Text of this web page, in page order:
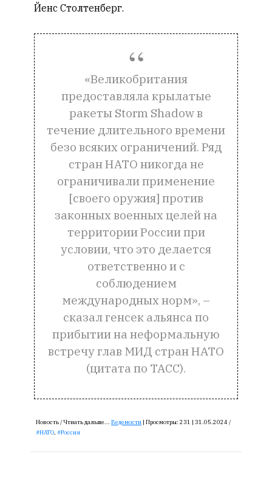
Йенс Столтенберг.
«Великобритания
предоставляла крылатые
ракеты Storm Shadow в
течение длительного времени
безо всяких ограничений. Ряд
стран НАТО никогда не
ограничивали применение
[своего оружия] против
законных военных целей на
территории России при
условии, что это делается
ответственно и с
соблюдением
международных норм», –
сказал генсек альянса по
прибытии на неформальную
встречу глав МИД стран НАТО
(цитата по ТАСС).
Новость /Чтиать дальше... Ведемости | Просмотры: 231 | 31.05.2024 /
НАТО, Россия